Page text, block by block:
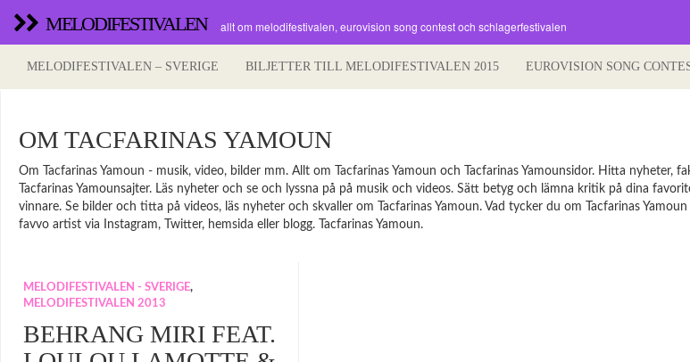
MELODIFESTIVALEN allt om melodifestivalen, eurovision song contest och schlagerfestivalen
MELODIFESTIVALEN – SVERIGE BILJETTER TILL MELODIFESTIVALEN 2015 EUROVISION SONG
OM TACFARINAS YAMOUN
Om Tacfarinas Yamoun - musik, video, bilder mm. Allt om Tacfarinas Yamoun och Tacfarinas Yamounsidor. Hitta nyheter,
Tacfarinas Yamounsajter. Läs nyheter och se och lyssna på på musik och videos. Sätt betyg och lämna kritik på dina
vinnare. Se bilder och titta på videos, läs nyheter och skvaller om Tacfarinas Yamoun. Vad tycker du om Tacfarinas
favvo artist via Instagram, Twitter, hemsida eller blogg. Tacfarinas Yamoun.
MELODIFESTIVALEN - SVERIGE,
MELODIFESTIVALEN 2013
BEHRANG MIRI FEAT.